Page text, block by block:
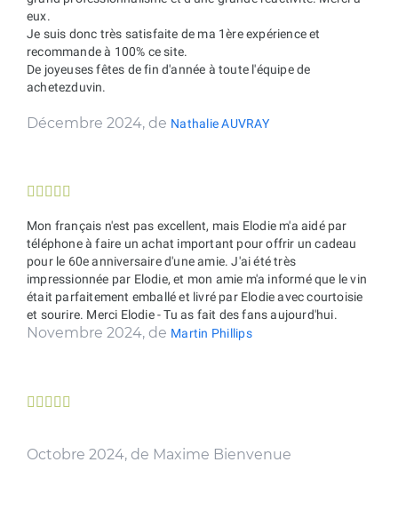
eux.
Je suis donc très satisfaite de ma 1ère expérience et
recommande à 100% ce site.
De joyeuses fêtes de fin d'année à toute l'équipe de
achetezduvin.
Décembre 2024, de Nathalie AUVRAY
    
Mon français n'est pas excellent, mais Elodie m'a aidé par
téléphone à faire un achat important pour offrir un cadeau
pour le 60e anniversaire d'une amie. J'ai été très
impressionnée par Elodie, et mon amie m'a informé que le vin
était parfaitement emballé et livré par Elodie avec courtoisie
et sourire. Merci Elodie - Tu as fait des fans aujourd'hui.
Novembre 2024, de Martin Phillips
    
Octobre 2024, de Maxime Bienvenue